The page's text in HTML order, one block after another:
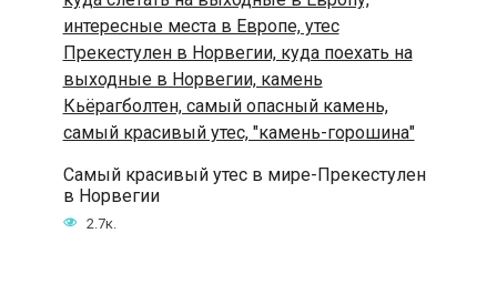
Самый красивый утес в мире-Прекестулен
в Норвегии
2.7к.